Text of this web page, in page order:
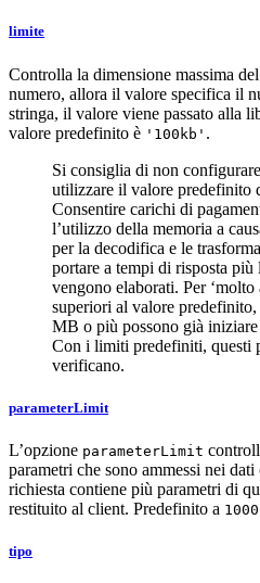
limite
Controlla la dimensione massima
numero, allora il valore specifica il
stringa, il valore viene passato alla
valore predefinito è '100kb' .
Si consiglia di non
utilizzare il valore predefinito
Consentire carichi di
l’utilizzo della memoria a
per la decodifica e le
portare a tempi di risposta
vengono elaborati. Per
superiori al valore
MB o più possono già
Con i limiti predefiniti, questi
verificano.
parameterLimit
L’opzione parameterLimit
parametri che sono ammessi nei
richiesta contiene più parametri di
restituito al client. Predefinito a 1000
tipo